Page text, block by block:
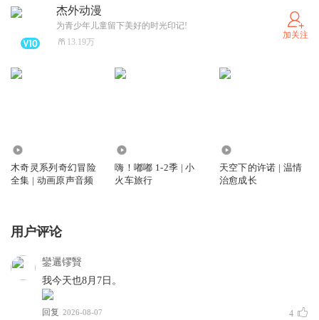
杰外动漫
为青少年儿童留下美好的时光印记!
13.19万
加关注
木奇灵系列奇幻冒险
全集 | 动画原声音频
嗨！嘟嘟 1-2季 | 小
火车旅行
天空下的许诺 | 温情
治愈成长
用户评论
鑾邐镠贀
我今天也8月7日。
回复 2026-08-07 4